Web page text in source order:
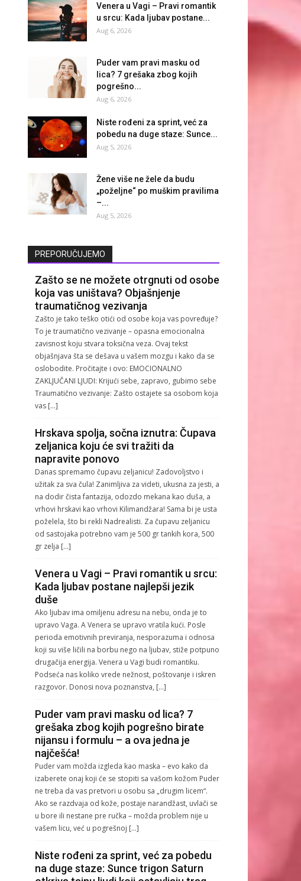
Venera u Vagi – Pravi romantik
u srcu: Kada ljubav postane...
Aug 6, 2026
Puder vam pravi masku od
lica? 7 grešaka zbog kojih
pogrešno...
Aug 6, 2026
Niste rođeni za sprint, već za
pobedu na duge staze: Sunce...
Aug 5, 2026
Žene više ne žele da budu
„poželjne“ po muškim pravilima
–...
Aug 5, 2026
PREPORUČUJEMO
Zašto se ne možete otrgnuti od osobe
koja vas uništava? Objašnjenje
traumatičnog vezivanja
Zašto je tako teško otići od osobe koja vas povređuje?
To je traumatično vezivanje – opasna emocionalna
zavisnost koju stvara toksična veza. Ovaj tekst
objašnjava šta se dešava u vašem mozgu i kako da se
oslobodite. Pročitajte i ovo: EMOCIONALNO
ZAKLJUČANI LJUDI: Krijući sebe, zapravo, gubimo sebe
Traumatično vezivanje: Zašto ostajete sa osobom koja
vas […]
Hrskava spolja, sočna iznutra: Čupava
zeljanica koju će svi tražiti da
napravite ponovo
Danas spremamo čupavu zeljanicu! Zadovoljstvo i
užitak za sva čula! Zanimljiva za videti, ukusna za jesti, a
na dodir čista fantazija, odozdo mekana kao duša, a
vrhovi hrskavi kao vrhovi Kilimandžara! Sama bi je usta
poželela, što bi rekli Nadrealisti. Za čupavu zeljanicu
od sastojaka potrebno vam je 500 gr tankih kora, 500
gr zelja […]
Venera u Vagi – Pravi romantik u srcu:
Kada ljubav postane najlepši jezik
duše
Ako ljubav ima omiljenu adresu na nebu, onda je to
upravo Vaga. A Venera se upravo vratila kući. Posle
perioda emotivnih previranja, nesporazuma i odnosa
koji su više ličili na borbu nego na ljubav, stiže potpuno
drugačija energija. Venera u Vagi budi romantiku.
Podseća nas koliko vrede nežnost, poštovanje i iskren
razgovor. Donosi nova poznanstva, […]
Puder vam pravi masku od lica? 7
grešaka zbog kojih pogrešno birate
nijansu i formulu – a ova jedna je
najčešća!
Puder vam možda izgleda kao maska – evo kako da
izaberete onaj koji će se stopiti sa vašom kožom Puder
ne treba da vas pretvori u osobu sa „drugim licem“.
Ako se razdvaja od kože, postaje narandžast, uvlači se
u bore ili nestane pre ručka – možda problem nije u
vašem licu, već u pogrešnoj […]
Niste rođeni za sprint, već za pobedu
na duge staze: Sunce trigon Saturn